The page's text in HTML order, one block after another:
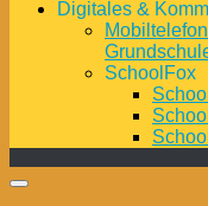
Digitales &
SchoolFox